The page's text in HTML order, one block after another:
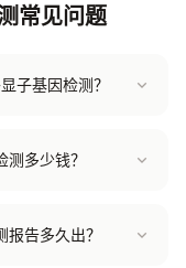
常见问题
子基因检测？
多少钱？
告多久出？